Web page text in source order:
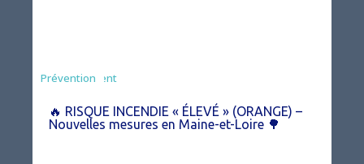
Agriculture
Arrêté
Environnement
Prévention
🔥 RISQUE INCENDIE « ÉLEVÉ » (ORANGE) –
Nouvelles mesures en Maine-et-Loire 🌳